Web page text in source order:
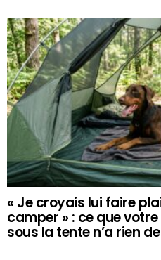
« Je croyais lui faire
camper » : ce que
sous la tente n’a rien